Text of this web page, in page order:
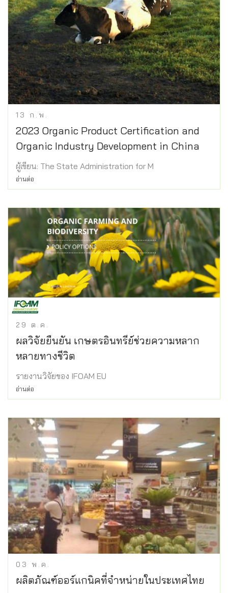
13 ก.พ.
2023 Organic Product Certification and
Organic Industry Development in China
ผู้เขียน: The State Administration for M
อ่านต่อ
29 ต.ค.
ผลวิจัยยืนยัน เกษตรอินทรีย์ช่วยความหลาก
หลายทางชีวิต
รายงานวิจัยของ IFOAM EU
อ่านต่อ
03 พ.ค.
ผลิตภัณฑ์ออร์แกนิคที่จำหน่ายในประเทศไทย